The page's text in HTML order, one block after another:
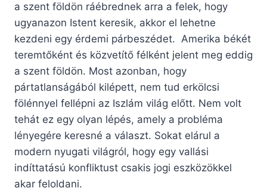
a szent földön ráébrednek arra a felek, hogy
ugyanazon Istent keresik, akkor el lehetne
kezdeni egy érdemi párbeszédet. Amerika békét
teremtőként és közvetítő félként jelent meg eddig
a szent földön. Most azonban, hogy
pártatlanságából kilépett, nem tud erkölcsi
fölénnyel fellépni az Iszlám világ előtt. Nem volt
tehát ez egy olyan lépés, amely a probléma
lényegére keresné a választ. Sokat elárul a
modern nyugati világról, hogy egy vallási
indíttatású konfliktust csakis jogi eszközökkel
akar feloldani.